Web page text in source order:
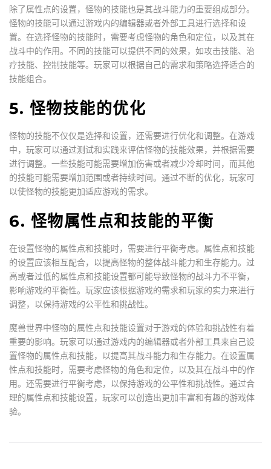
除了属性点的设置，怪物的技能也是其战斗能力的重要组成部分。
怪物的技能可以通过游戏内的编辑器或者外部工具进行选择和设
置。在选择怪物的技能时，需要考虑怪物的角色和定位，以及其在
战斗中的作用。不同的技能可以提供不同的效果，如攻击技能、治
疗技能、控制技能等。玩家可以根据自己的需求和策略选择适合的
技能组合。
5. 怪物技能的优化
怪物的技能不仅仅是选择和设置，还需要进行优化和调整。在游戏
中，玩家可以通过测试和实践来评估怪物的技能效果，并根据需要
进行调整。一些技能可能需要增加伤害或者减少冷却时间，而其他
的技能可能需要增加范围或者持续时间。通过不断的优化，玩家可
以使怪物的技能更加适应游戏的需求。
6. 怪物属性点和技能的平衡
在设置怪物的属性点和技能时，需要进行平衡考虑。属性点和技能
的设置应该相互配合，以提高怪物的整体战斗能力和生存能力。过
高或者过低的属性点和技能设置都可能导致怪物的战斗力不平衡，
影响游戏的平衡性。玩家应该根据游戏的需求和玩家的实力来进行
调整，以保持游戏的公平性和挑战性。
魔兽世界中怪物的属性点和技能设置对于游戏的体验和挑战性有着
重要的影响。玩家可以通过游戏内的编辑器或者外部工具来自己设
置怪物的属性点和技能，以提高其战斗能力和生存能力。在设置属
性点和技能时，需要考虑怪物的角色和定位，以及其在战斗中的作
用。还需要进行平衡考虑，以保持游戏的公平性和挑战性。通过合
理的属性点和技能设置，玩家可以创造出更加丰富和有趣的游戏体
验。